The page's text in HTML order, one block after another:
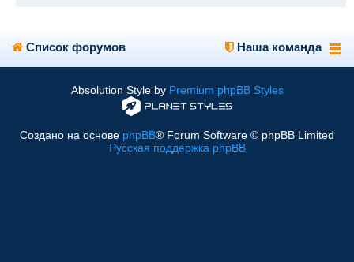
Список форумов Наша команда
Absolution Style by Premium phpBB Styles
Создано на основе phpBB® Forum Software © phpBB Limited
Русская поддержка phpBB